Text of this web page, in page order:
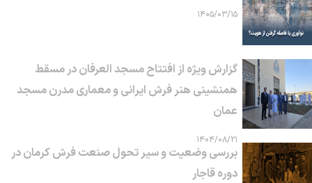
۱۴۰۵/۰۳/۱۵
گزارش ویژه از افتتاح مسجد العرفان در مسقط
همنشینی هنر فرش ایرانی و معماری مدرن مسجد
عمان
۱۴۰۴/۰۸/۲۱
بررسی وضعیت و سیر تحول صنعت فرش کرمان در
دوره قاجار